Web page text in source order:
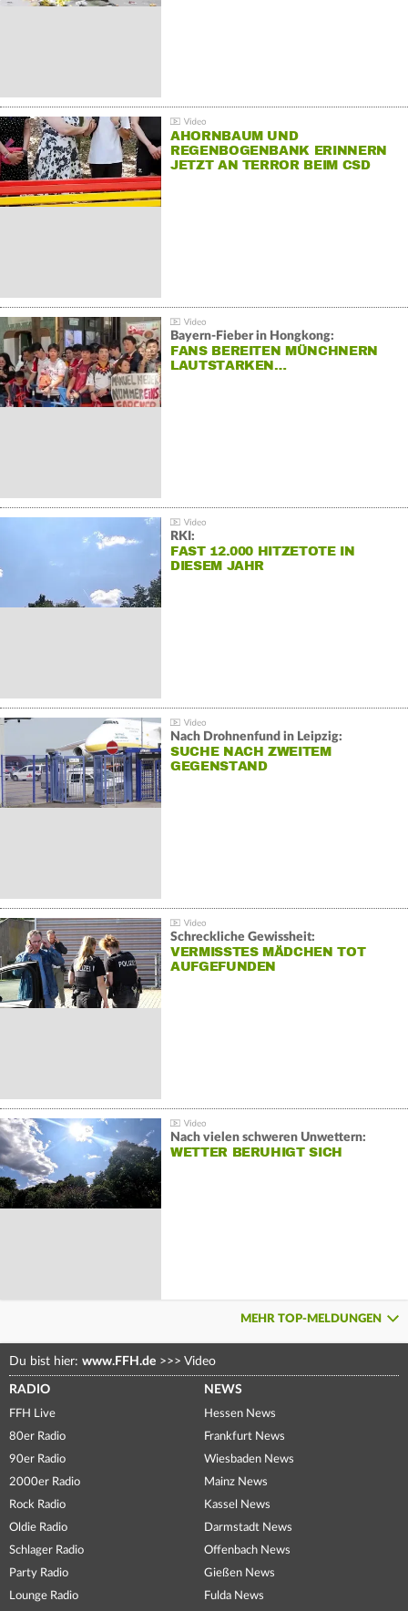
AHORNBAUM UND
REGENBOGENBANK ERINNERN
JETZT AN TERROR BEIM CSD
Bayern-Fieber in Hongkong:
FANS BEREITEN MÜNCHNERN
LAUTSTARKEN…
RKI:
FAST 12.000 HITZETOTE IN
DIESEM JAHR
Nach Drohnenfund in Leipzig:
SUCHE NACH ZWEITEM
GEGENSTAND
Schreckliche Gewissheit:
VERMISSTES MÄDCHEN TOT
AUFGEFUNDEN
Nach vielen schweren Unwettern:
WETTER BERUHIGT SICH
MEHR TOP-MELDUNGEN
Du bist hier: www.FFH.de >>> Video
RADIO
FFH Live
80er Radio
90er Radio
2000er Radio
Rock Radio
Oldie Radio
Schlager Radio
Party Radio
Lounge Radio
NEWS
Hessen News
Frankfurt News
Wiesbaden News
Mainz News
Kassel News
Darmstadt News
Offenbach News
Gießen News
Fulda News